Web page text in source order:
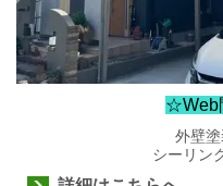
☆Web
外壁
シーリン